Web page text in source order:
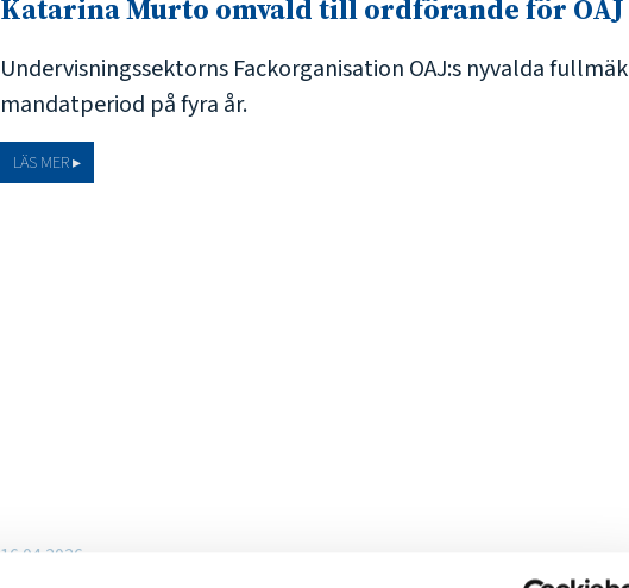
Katarina Murto omvald till ordförande för OAJ
Undervisningssektorns Fackorganisation OAJ:s nyvalda
mandatperiod på fyra år.
LÄS MER ▸
16.04.2026